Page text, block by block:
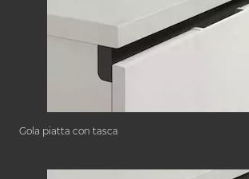
Gola piatta con tasca